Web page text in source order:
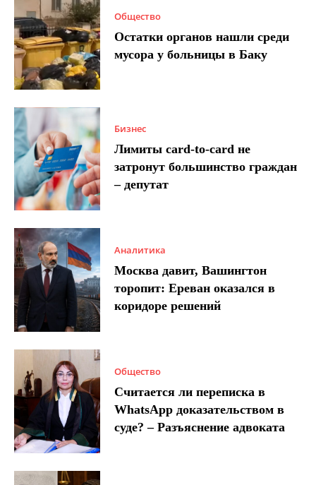
Общество
Остатки органов нашли среди
мусора у больницы в Баку
Бизнес
Лимиты card-to-card не
затронут большинство граждан
– депутат
Аналитика
Москва давит, Вашингтон
торопит: Ереван оказался в
коридоре решений
Общество
Считается ли переписка в
WhatsApp доказательством в
суде? – Разъяснение адвоката